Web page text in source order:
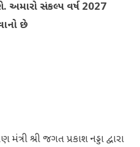
અમારો સંકલ્પ વર્ષ 2027
છે
શ્રી જગત પ્રકાશ નડ્ડા દ્વારા